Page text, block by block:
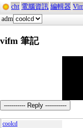
cht 電腦資訊 編輯器
adm
vifm 筆記
----------- Reply -----------
coolcd